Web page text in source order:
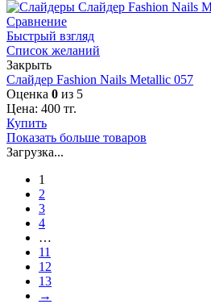
Сравнение
Быстрый взгляд
Список желаний
Закрыть
Слайдер Fashion Nails Metallic 057
Оценка 0 из 5
Цена: 400 тг.
Купить
Показать больше товаров
Загрузка...
1
2
3
4
…
11
12
13
→